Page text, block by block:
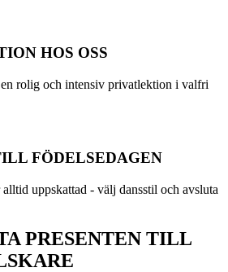
HOS OSS
rolig och intensiv privatlektion i valfri
FÖDELSEDAGEN
uppskattad - välj dansstil och avsluta
PRESENTEN TILL